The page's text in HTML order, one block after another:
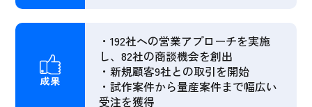
成果
・192社への営業アプローチを実施
し、82社の商談機会を創出
・新規顧客9社との取引を開始
・試作案件から量産案件まで幅広い
受注を獲得